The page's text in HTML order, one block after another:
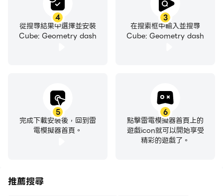
3
在搜索框中輸入並搜尋
Cube: Geometry dash
4
從搜尋結果中選擇並安裝
Cube: Geometry dash
5
完成下載安裝後，回到雷
電模擬器首頁。
6
點擊雷電模擬器首頁上的
遊戲icon就可以開始享受
精彩的遊戲了。
推薦搜尋